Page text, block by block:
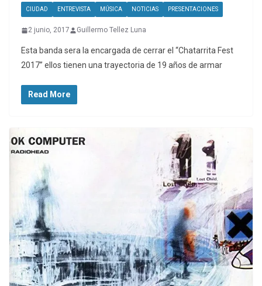
CIUDAD ENTREVISTA MÚSICA NOTICIAS PRESENTACIONES
2 junio, 2017 Guillermo Tellez Luna
Esta banda sera la encargada de cerrar el “Chatarrita Fest
2017” ellos tienen una trayectoria de 19 años de armar
Read More